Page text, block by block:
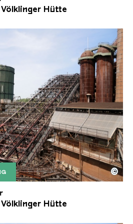
Hütte
der Völklinger Hütte mit
Völklinger Hütte | Karl
©
Hütte